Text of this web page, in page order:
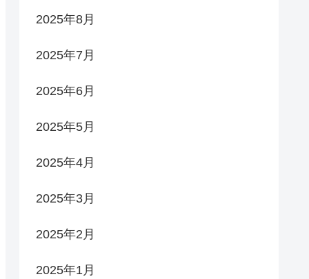
2025年8月
2025年7月
2025年6月
2025年5月
2025年4月
2025年3月
2025年2月
2025年1月